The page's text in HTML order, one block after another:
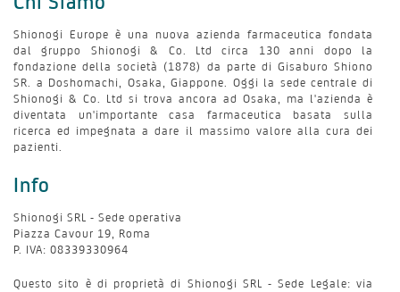
Shionogi Europe è una nuova azienda farmaceutica fondata
dal gruppo Shionogi & Co. Ltd circa 130 anni dopo la
fondazione della società (1878) da parte di Gisaburo Shiono
SR. a Doshomachi, Osaka, Giappone. Oggi la sede centrale di
Shionogi & Co. Ltd si trova ancora ad Osaka, ma l'azienda è
diventata un'importante casa farmaceutica basata sulla
ricerca ed impegnata a dare il massimo valore alla cura dei
pazienti.
Info
Shionogi SRL - Sede operativa
Piazza Cavour 19, Roma
P. IVA: 08339330964
Questo sito è di proprietà di Shionogi SRL - Sede Legale: via